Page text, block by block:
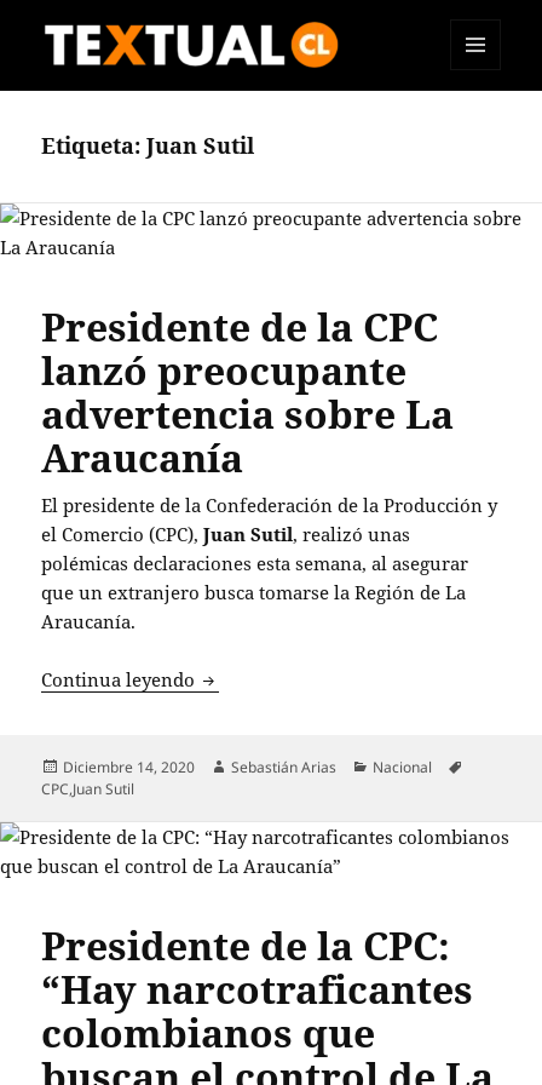
Etiqueta:Juan Sutil
Presidente de la CPC
lanzó preocupante
advertencia sobre La
Araucanía
El presidente de la Confederación de la Producción y
el Comercio (CPC),Juan Sutil, realizó unas
polémicas declaraciones esta semana, al asegurar
que un extranjero busca tomarse la Región de La
Araucanía.
Continua leyendo Presidente de la CPC lanzó
Publicado
el
Diciembre 14, 2020 Autor
Sebastián Arias Categorías
Nacional
CPC,Juan Sutil
Presidente de la CPC:
“Hay narcotraficantes
colombianos que